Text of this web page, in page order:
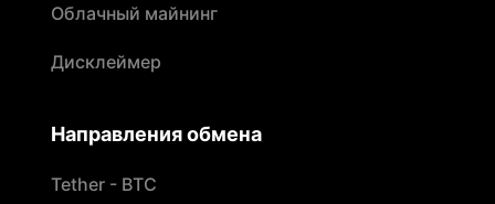
Облачный майнинг
Дисклеймер
Направления обмена
Tether - BTC